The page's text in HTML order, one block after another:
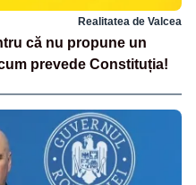
Realitatea de Valcea
că nu propune un
prevede Constituția!